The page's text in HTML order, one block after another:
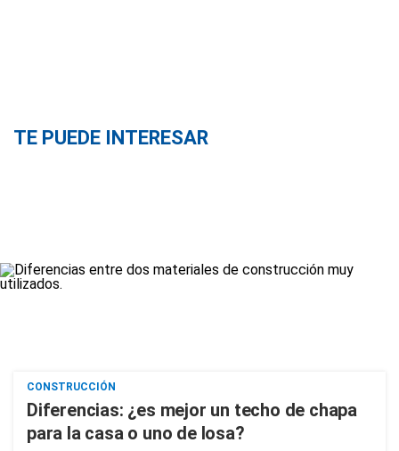
TE PUEDE INTERESAR
CONSTRUCCIÓN
Diferencias: ¿es mejor un techo de chapa
para la casa o uno de losa?